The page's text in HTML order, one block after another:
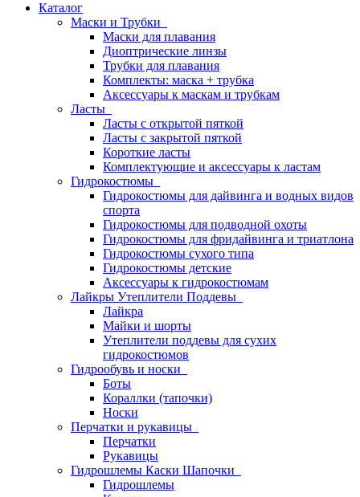
Каталог
Маски и Трубки
Маски для плавания
Диоптрические линзы
Трубки для плавания
Комплекты: маска + трубка
Аксессуары к маскам и трубкам
Ласты
Ласты с открытой пяткой
Ласты с закрытой пяткой
Короткие ласты
Комплектующие и аксессуары к ластам
Гидрокостюмы
Гидрокостюмы для дайвинга и водных видов
спорта
Гидрокостюмы для подводной охоты
Гидрокостюмы для фридайвинга и триатлона
Гидрокостюмы сухого типа
Гидрокостюмы детские
Аксессуары к гидрокостюмам
Лайкры Утеплители Поддевы
Лайкра
Майки и шорты
Утеплители поддевы для сухих
гидрокостюмов
Гидрообувь и носки
Боты
Кораллки (тапочки)
Носки
Перчатки и рукавицы
Перчатки
Рукавицы
Гидрошлемы Каски Шапочки
Гидрошлемы